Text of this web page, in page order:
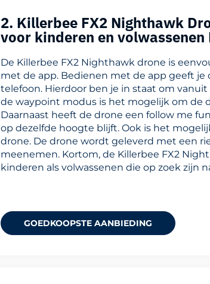
2. Killerbee FX2 Nighthawk
voor kinderen en
De Killerbee FX2 Nighthawk drone is
met de app. Bedienen met de app geeft
telefoon. Hierdoor ben je in staat om
de waypoint modus is het mogelijk om de
Daarnaast heeft de drone een follow me
op dezelfde hoogte blijft. Ook is het
drone. De drone wordt geleverd met een
meenemen. Kortom, de Killerbee FX2
kinderen als volwassenen die op zoek zijn
GOEDKOOPSTE AANBIEDING